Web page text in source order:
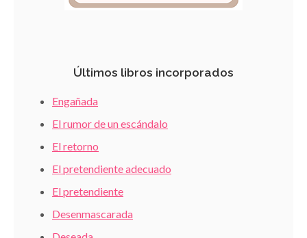
Últimos libros incorporados
Engañada
El rumor de un escándalo
El retorno
El pretendiente adecuado
El pretendiente
Desenmascarada